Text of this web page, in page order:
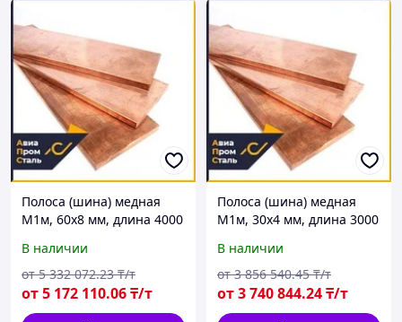
Полоса (шина) медная
М1м, 60х8 мм, длина 4000
В наличии
от5 172 110.06₸/т
от 5 332 072.23 ₸/т
Полоса (шина) медная
М1м, 30х4 мм, длина 3000
В наличии
от3 740 844.24₸/т
от 3 856 540.45 ₸/т